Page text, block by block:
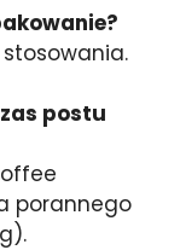
postu
porannego